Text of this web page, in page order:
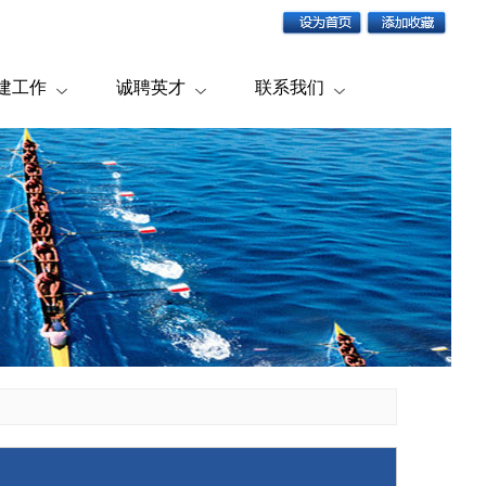
工作 诚聘英才 联系我们